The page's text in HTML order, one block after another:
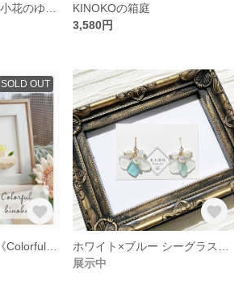
KINOKOの箱庭
3,580円
SOLD OUT
展示中